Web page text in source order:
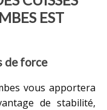
EST
de force
vous apportera
de stabilité,